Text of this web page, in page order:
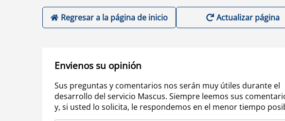
Regresar a la página de inicio Actualizar página
Envienos su opinión
Sus preguntas y comentarios nos serán muy útiles durante el
desarrollo del servicio Mascus. Siempre leemos sus
y, si usted lo solicita, le respondemos en el menor tiempo